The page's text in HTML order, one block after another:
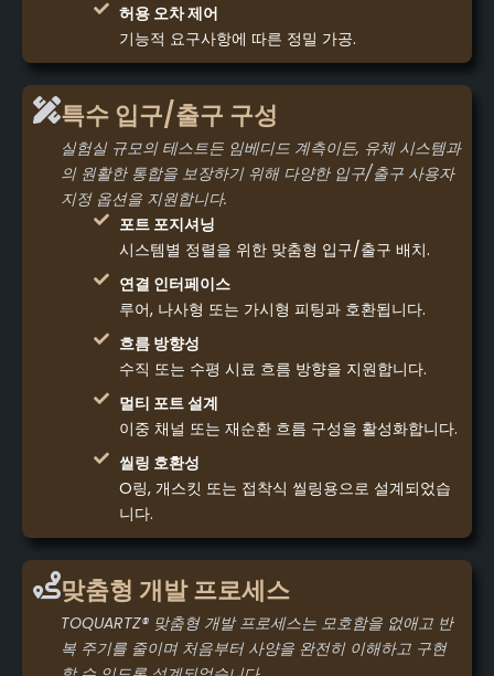
허용 오차 제어
기능적 요구사항에 따른 정밀 가공.
특수 입구/출구 구성
실험실 규모의 테스트든 임베디드 계측이든, 유체 시스템과
의 원활한 통합을 보장하기 위해 다양한 입구/출구 사용자
지정 옵션을 지원합니다.
포트 포지셔닝
시스템별 정렬을 위한 맞춤형 입구/출구 배치.
연결 인터페이스
루어, 나사형 또는 가시형 피팅과 호환됩니다.
흐름 방향성
수직 또는 수평 시료 흐름 방향을 지원합니다.
멀티 포트 설계
이중 채널 또는 재순환 흐름 구성을 활성화합니다.
씰링 호환성
O링, 개스킷 또는 접착식 씰링용으로 설계되었습
니다.
맞춤형 개발 프로세스
TOQUARTZ® 맞춤형 개발 프로세스는 모호함을 없애고 반
복 주기를 줄이며 처음부터 사양을 완전히 이해하고 구현